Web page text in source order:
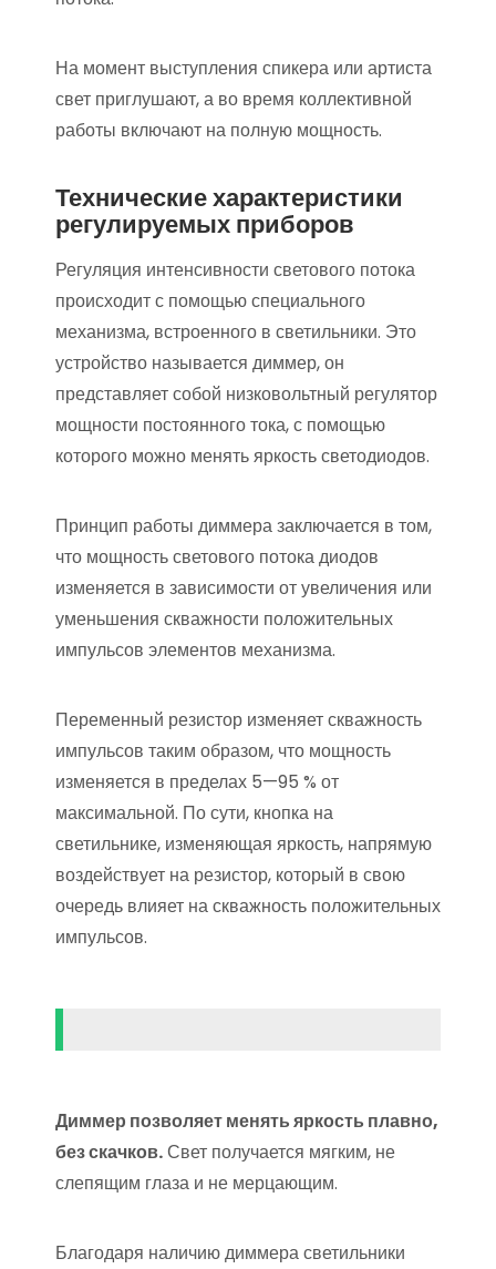
На момент выступления спикера или артиста
свет приглушают, а во время коллективной
работы включают на полную мощность.
Технические характеристики
регулируемых приборов
Регуляция интенсивности светового потока
происходит с помощью специального
механизма, встроенного в светильники. Это
устройство называется диммер, он
представляет собой низковольтный регулятор
мощности постоянного тока, с помощью
которого можно менять яркость светодиодов.
Принцип работы диммера заключается в том,
что мощность светового потока диодов
изменяется в зависимости от увеличения или
уменьшения скважности положительных
импульсов элементов механизма.
Переменный резистор изменяет скважность
импульсов таким образом, что мощность
изменяется в пределах 5—95 % от
максимальной. По сути, кнопка на
светильнике, изменяющая яркость, напрямую
воздействует на резистор, который в свою
очередь влияет на скважность положительных
импульсов.
Диммер позволяет менять яркость плавно,
без скачков.Свет получается мягким, не
слепящим глаза и не мерцающим.
Благодаря наличию диммера светильники